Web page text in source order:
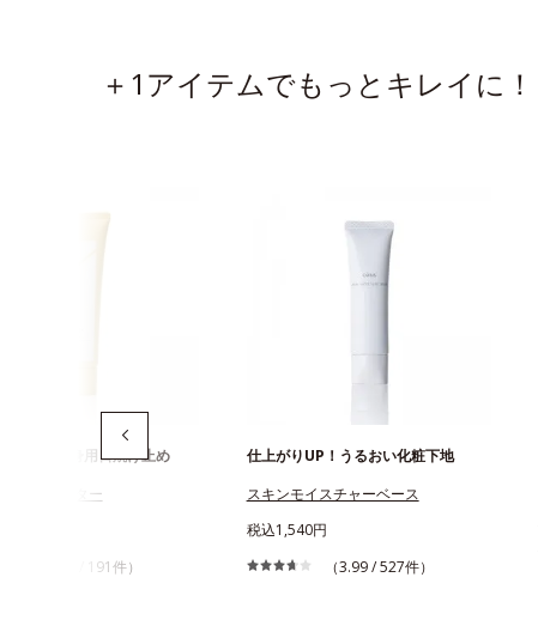
＋1アイテムでもっとキレイに！
最強の全身用日焼け止め
プロテクター
（3.71 / 191件）
仕上がりUP！うるおい化粧下地
スキンモイスチャーベース
税込1,540円
（3.99 / 527件）